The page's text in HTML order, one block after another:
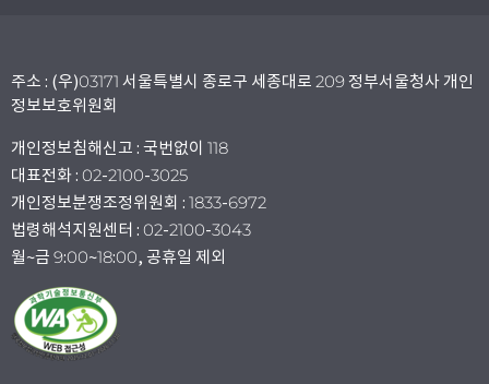
주소 : (우)03171 서울특별시 종로구 세종대로 209 정부서울청사 개인
정보보호위원회
개인정보침해신고 : 국번없이 118
대표전화 : 02-2100-3025
개인정보분쟁조정위원회 : 1833-6972
법령해석지원센터 : 02-2100-3043
월~금 9:00~18:00, 공휴일 제외